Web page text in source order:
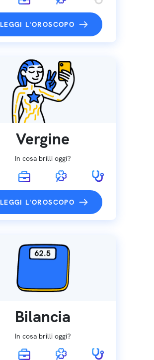
LEGGI L'OROSCOPO
Vergine
In cosa brilli oggi?
LEGGI L'OROSCOPO
Bilancia
In cosa brilli oggi?